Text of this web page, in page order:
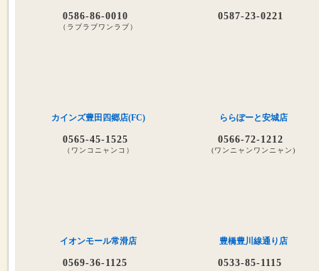
0586-86-0010
（ラブラブワンラブ）
0587-23-0221
カインズ豊田四郷店(FC)
0565-45-1525
（ワンコニャンコ）
ららぽーと安城店
0566-72-1212
(ワンニャンワンニャン)
イオンモール常滑店
0569-36-1125
豊橋豊川線通り店
0533-85-1115